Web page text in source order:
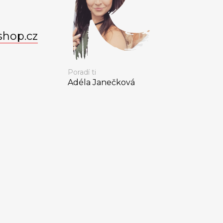
Poradí ti
Adéla Janečková